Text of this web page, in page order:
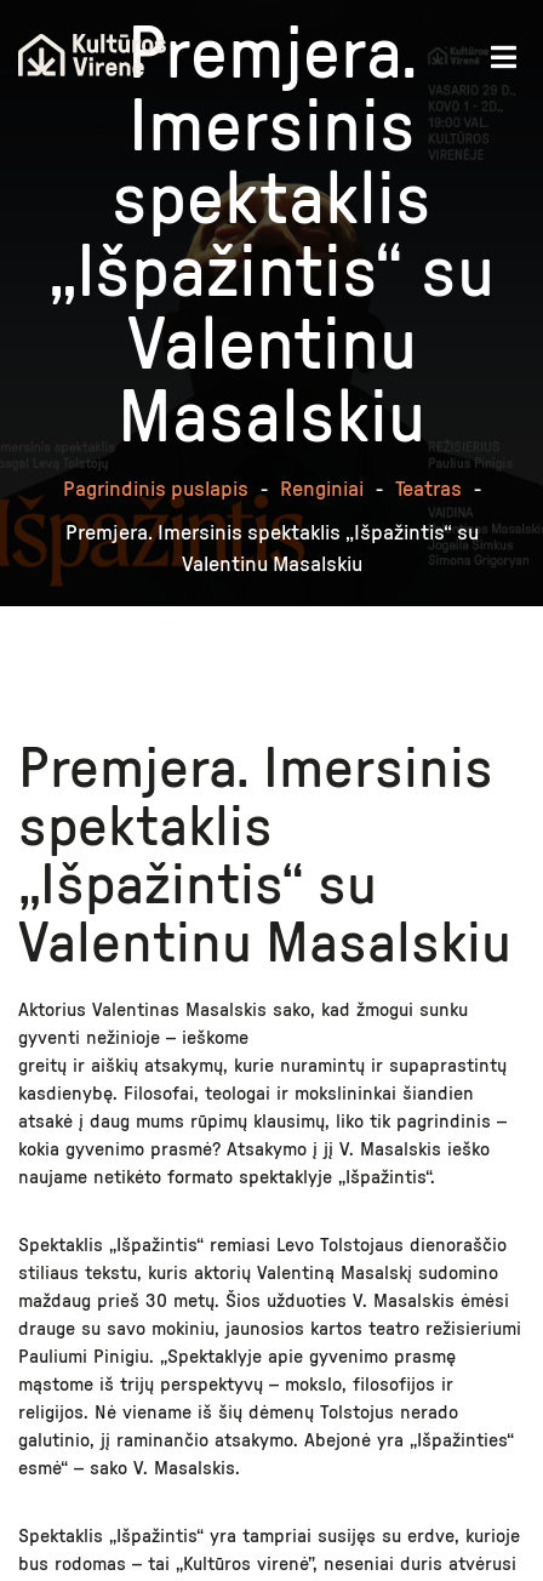
Premjera.
Imersinis
spektaklis
„Išpažintis“ su
Valentinu
Masalskiu
Pagrindinis puslapis - Renginiai - Teatras
-
Premjera. Imersinis spektaklis „Išpažintis“ su
Valentinu Masalskiu
Premjera. Imersinis
spektaklis
„Išpažintis“ su
Valentinu Masalskiu
Aktorius Valentinas Masalskis sako, kad žmogui sunku
gyventi nežinioje – ieškome
greitų ir aiškių atsakymų, kurie nuramintų ir supaprastintų
kasdienybę. Filosofai, teologai ir mokslininkai šiandien
atsakė į daug mums rūpimų klausimų, liko tik pagrindinis –
kokia gyvenimo prasmė? Atsakymo į jį V. Masalskis ieško
naujame netikėto formato spektaklyje „Išpažintis“.
Spektaklis „Išpažintis“ remiasi Levo Tolstojaus dienoraščio
stiliaus tekstu, kuris aktorių Valentiną Masalskį sudomino
maždaug prieš 30 metų. Šios užduoties V. Masalskis ėmėsi
drauge su savo mokiniu, jaunosios kartos teatro režisieriumi
Pauliumi Pinigiu. „Spektaklyje apie gyvenimo prasmę
mąstome iš trijų perspektyvų – mokslo, filosofijos ir
religijos. Nė viename iš šių dėmenų Tolstojus nerado
galutinio, jį raminančio atsakymo. Abejonė yra „Išpažinties“
esmė“ – sako V. Masalskis.
Spektaklis „Išpažintis“ yra tampriai susijęs su erdve, kurioje
bus rodomas – tai „Kultūros virenė”, neseniai duris atvėrusi